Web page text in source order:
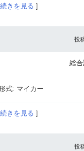
続きを見る ]
投
総合
式: マイカー
続きを見る ]
投